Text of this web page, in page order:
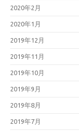
2020年2月
2020年1月
2019年12月
2019年11月
2019年10月
2019年9月
2019年8月
2019年7月